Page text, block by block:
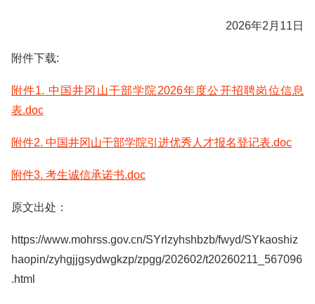
2026年2月11日
附件下载:
附件1. 中国井冈山干部学院2026年度公开招聘岗位信息
表.doc
附件2. 中国井冈山干部学院引进优秀人才报名登记表.doc
附件3. 考生诚信承诺书.doc
原文出处：
https://www.mohrss.gov.cn/SYrlzyhshbzb/fwyd/SYkaoshiz
haopin/zyhgjjgsydwgkzp/zpgg/202602/t20260211_567096
.html